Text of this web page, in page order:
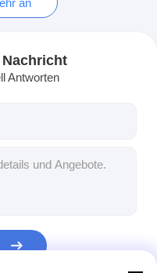
an
Antworten